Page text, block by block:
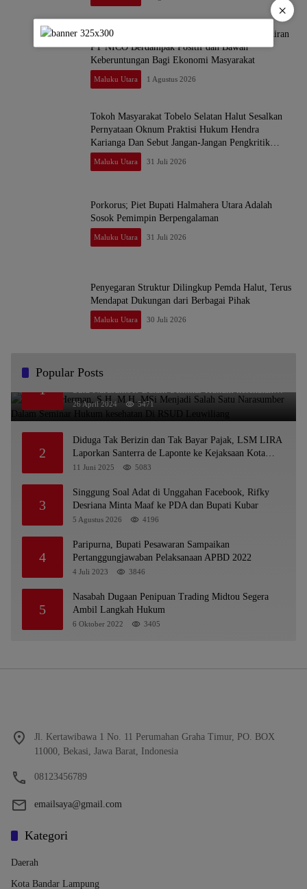
Petani Kelapa di Halmahera Utara, Akui Kehadiran
PT NICO Berdampak Positif dan Bawah
Keberuntungan Bagi Ekonomi Masyarakat
Maluku Utara 1 Agustus 2026
Tokoh Masyarakat Tobelo Selatan Halut Sesalkan
Pernyataan Oknum Praktisi Hukum Hendra
Karianga Dan Sebut Jangan-Jangan Pengkritik
Sendiri “dungu”
Maluku Utara 31 Juli 2026
Porkorus; Piet Bupati Halmahera Utara Adalah
Sosok Pemimpin Berpengalaman
Maluku Utara 31 Juli 2026
Penyegaran Struktur Dilingkup Pemda Halut, Terus
Mendapat Dukungan dari Berbagai Pihak
Maluku Utara 30 Juli 2026
Popular Posts
1
Dr. KMS Herman, S.H.,M.H.,MSi Menjadi Salah
Satu Narasumber Dalam Seminar Hukum kesehatan
Di RSUD Leuwiliang
26 April 2024 5471
2
Diduga Tak Berizin dan Tak Bayar Pajak, LSM LIRA
Laporkan Santerra de Laponte ke Kejaksaan Kota
Batu
11 Juni 2025 5083
3
Singgung Soal Adat di Unggahan Facebook, Rifky
Desriana Minta Maaf ke PDA dan Bupati Kubar
5 Agustus 2026 4196
4
Paripurna, Bupati Pesawaran Sampaikan
Pertanggungjawaban Pelaksanaan APBD 2022
4 Juli 2023 3846
5
Nasabah Dugaan Penipuan Trading Midtou Segera
Ambil Langkah Hukum
6 Oktober 2022 3405
Jl. Kertawibawa 1 No. 11 Perumahan Graha Timur, PO. BOX
11000, Bekasi, Jawa Barat, Indonesia
08123456789
emailsaya@gmail.com
Kategori
Daerah
Kota Bandar Lampung
×